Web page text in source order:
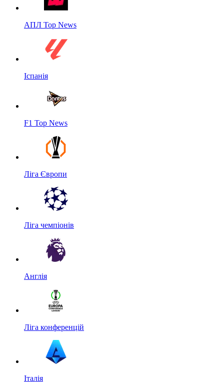
АПЛ Top News
Іспанія
F1 Top News
Ліга Європи
Ліга чемпіонів
Англія
Ліга конференцій
Італія